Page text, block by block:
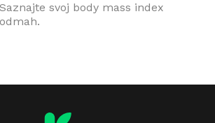
Saznajte svoj body mass index
odmah.